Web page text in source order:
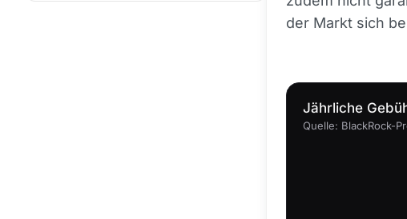
der Markt sich
Jährliche
Quelle: BlackRock-